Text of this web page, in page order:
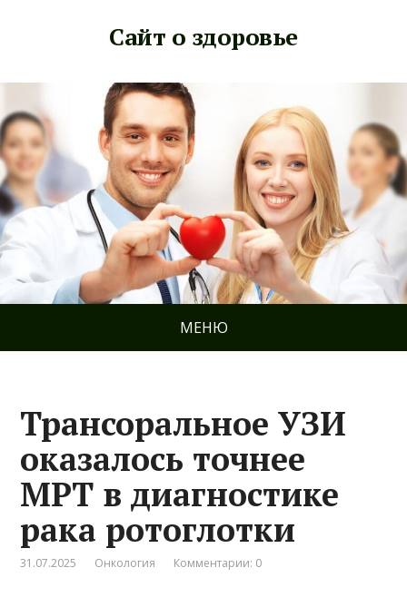
Сайт о здоровье
МЕНЮ
Трансоральное УЗИ
оказалось точнее
МРТ в диагностике
рака ротоглотки
31.07.2025 Онкология Комментарии: 0